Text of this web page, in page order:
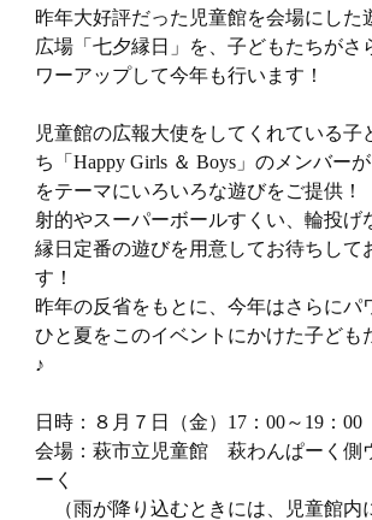
昨年大好評だった児童館を会場にした
広場「七夕縁日」を、子どもたちがさ
ワーアップして今年も行います！
児童館の広報大使をしてくれている子
ち「Happy Girls ＆ Boys」のメンバー
をテーマにいろいろな遊びをご提供！
射的やスーパーボールすくい、輪投げ
縁日定番の遊びを用意してお待ちして
す！
昨年の反省をもとに、今年はさらにパ
ひと夏をこのイベントにかけた子ど
♪
日時：８月７日（金）17：00～19：00
会場：萩市立児童館 萩わんぱーく側
ーく
（雨が降り込むときには、児童館内